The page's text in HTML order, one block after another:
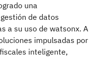
una
de datos
a su uso de watsonx. A
impulsadas por
inteligente,